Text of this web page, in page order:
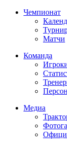
Чемпионат
Матчи
Команда
Медиа